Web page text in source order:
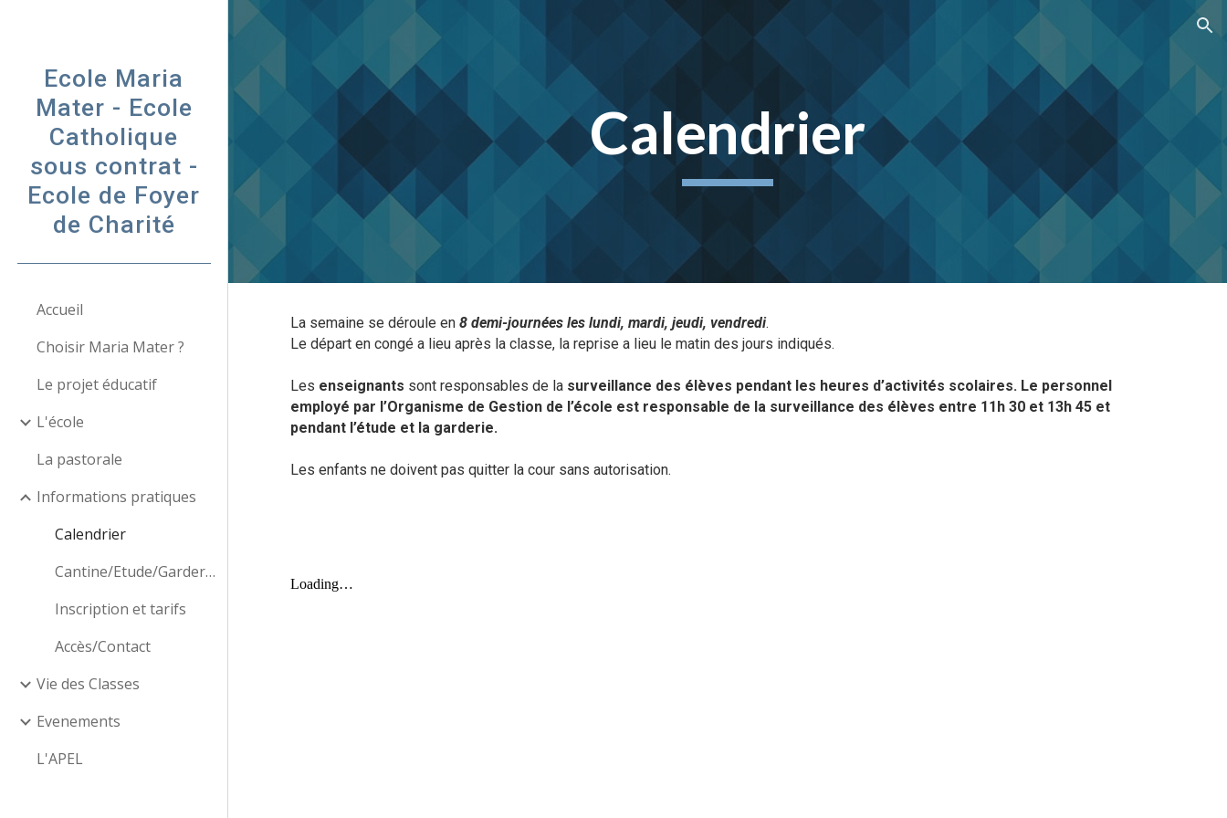
Skip to main content Skip to navigation
Ecole Maria
Mater - Ecole
Catholique
sous contrat -
Ecole de Foyer
de Charité
Accueil
Choisir Maria Mater ?
Le projet éducatif
L'école
La pastorale
Informations pratiques
Calendrier
Cantine/Etude/Garderie
Inscription et tarifs
Accès/Contact
Vie des Classes
Evenements
L'APEL
Calendrier
La semaine se déroule en8 demi-journées les lundi, mardi, jeudi, vendredi.
Le départ en congé a lieu après la classe, la reprise a lieu le matin des jours indiqués.
Les enseignants sont responsables de la surveillance des élèves pendant les heures d’activités scolaires. Le personnel
employé par l’Organisme de Gestion de l’école est responsable de la surveillance des élèves entre 11h 30 et 13h 45 et
pendant l’étude et la garderie.
Les enfants ne doivent pas quitter la cour sans autorisation.